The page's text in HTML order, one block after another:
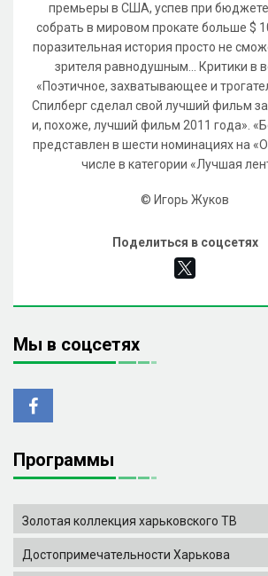
премьеры в США, успев при
собрать в мировом прокате больше $
поразительная история просто не
зрителя равнодушным... Критики в
«Поэтичное, захватывающее и
Спилберг сделал свой лучший фильм за
и, похоже, лучший фильм 2011 года».
представлен в шести номинациях на
числе в категории «Лучшая
© Игорь Жуков
Поделиться в соцсетях
Мы в соцсетях
Программы
Золотая коллекция харьковского ТВ
Достопримечательности Харькова